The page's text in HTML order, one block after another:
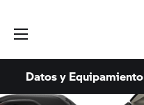
Datos y Equipamiento